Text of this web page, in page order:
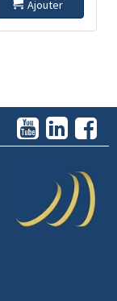
Ajouter